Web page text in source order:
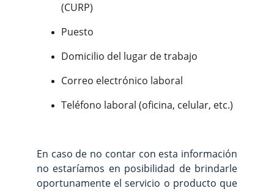
(CURP)
Puesto
Domicilio del lugar de trabajo
Correo electrónico laboral
Teléfono laboral (oficina, celular, etc.)
En caso de no contar con esta información
no estaríamos en posibilidad de brindarle
oportunamente el servicio o producto que